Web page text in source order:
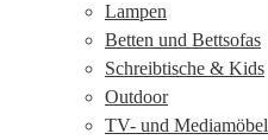
Lampen
Betten und Bettsofas
Schreibtische & Kids
Outdoor
TV- und Mediamöbel